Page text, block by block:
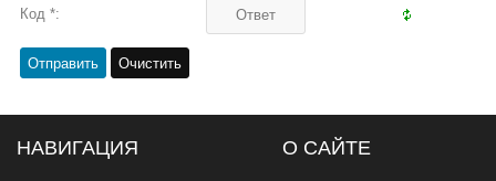
Код *:
НАВИГАЦИЯ О САЙТЕ